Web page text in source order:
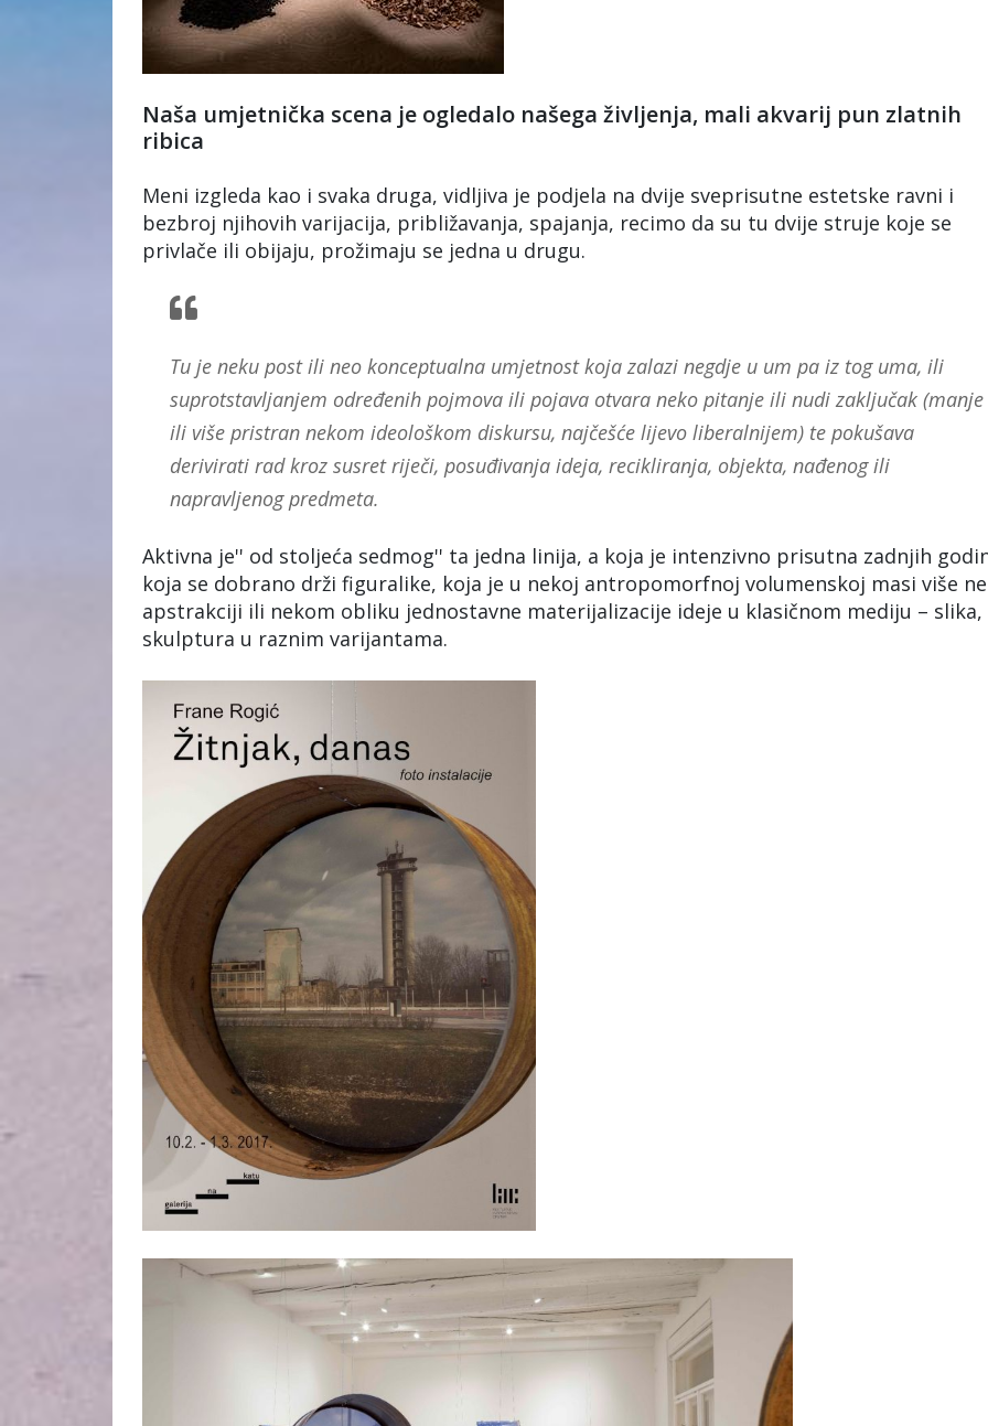
Naša umjetnička scena je ogledalo našega življenja, mali akvarij pun zlatnih
ribica
Meni izgleda kao i svaka druga, vidljiva je podjela na dvije sveprisutne estetske ravni i
bezbroj njihovih varijacija, približavanja, spajanja, recimo da su tu dvije struje koje se
privlače ili obijaju, prožimaju se jedna u drugu.
Tu je neku post ili neo konceptualna umjetnost koja zalazi negdje u um pa iz tog uma, ili
suprotstavljanjem određenih pojmova ili pojava otvara neko pitanje ili nudi zaključak (manje
ili više pristran nekom ideološkom diskursu, najčešće lijevo liberalnijem) te pokušava
derivirati rad kroz susret riječi, posuđivanja ideja, recikliranja, objekta, nađenog ili
napravljenog predmeta.
Aktivna je'' od stoljeća sedmog'' ta jedna linija, a koja je intenzivno prisutna zadnjih
koja se dobrano drži figuralike, koja je u nekoj antropomorfnoj volumenskoj masi više
apstrakciji ili nekom obliku jednostavne materijalizacije ideje u klasičnom mediju – slika,
skulptura u raznim varijantama.